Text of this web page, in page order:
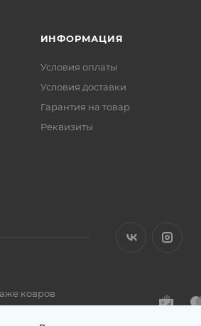
ИНФОРМАЦИЯ
Условия оплаты
Условия доставки
Гарантия на товар
Реквизиты
ковров